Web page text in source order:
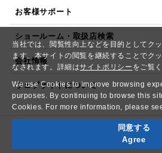
当社では、閲覧性向上などを目的としてク
ます。本サイトの閲覧を継続することでク
なされます。詳細はサイトポリシー をご覧
We use Cookies to improve browsing
purposes. By continuing to browse this
Cookies. For more information, please
同意する
Agree
お客様サポート
ショールーム・取扱店検索
会社情報
ウェブサイトについて
Copyright© NICHIBEI CO.,LTD. All